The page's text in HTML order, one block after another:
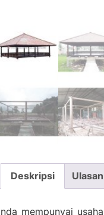
Deskripsi
mempunyai